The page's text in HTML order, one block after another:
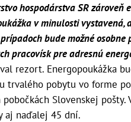
hospodárstva SR
v minulosti vystavená,
bude možné
pracovísk pre adresnú
rezort. Energopoukážka
trvalého pobytu vo forme
pobočkách Slovenskej
aj naďalej 45 dní.